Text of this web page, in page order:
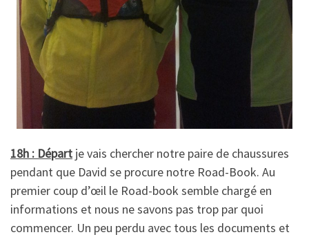
18h : Départ je vais chercher notre paire de chaussures
pendant que David se procure notre Road-Book. Au
premier coup d’œil le Road-book semble chargé en
informations et nous ne savons pas trop par quoi
commencer. Un peu perdu avec tous les documents et